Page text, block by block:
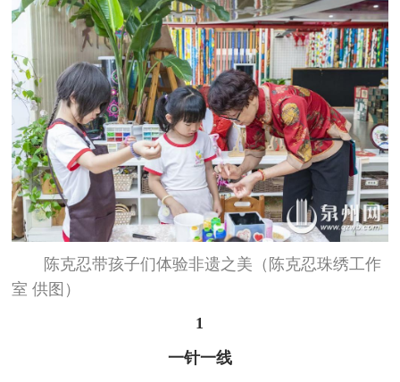
陈克忍带孩子们体验非遗之美（陈克忍珠绣工作
室 供图）
1
一针一线